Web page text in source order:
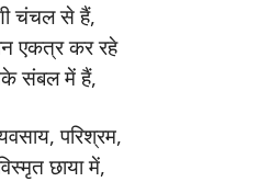
चंचल से हैं,
एकत्र कर रहे
संबल में हैं,
परिश्रम,
छाया में,